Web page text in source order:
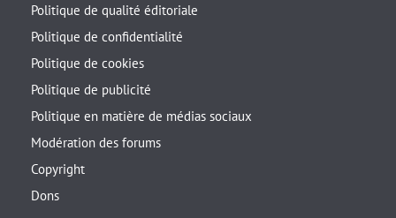
Politique de qualité éditoriale
Politique de confidentialité
Politique de cookies
Politique de publicité
Politique en matière de médias sociaux
Modération des forums
Copyright
Dons